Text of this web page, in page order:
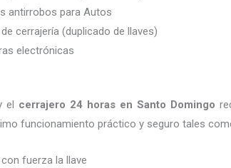
antirrobos para Autos
cerrajería (duplicado de llaves)
electrónicas
el cerrajero 24 horas en Santo Domingo
funcionamiento práctico y seguro tales
fuerza la llave